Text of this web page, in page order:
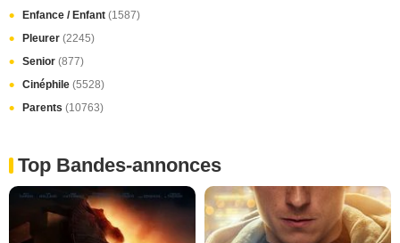
Enfance / Enfant (1587)
Pleurer (2245)
Senior (877)
Cinéphile (5528)
Parents (10763)
Top Bandes-annonces